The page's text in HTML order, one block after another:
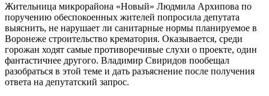
Жительница микрорайона «Новый» Людмила Архипова по
поручению обеспокоенных жителей попросила депутата
выяснить, не нарушает ли санитарные нормы планируемое в
Воронеже строительство крематория. Оказывается, среди
горожан ходят самые противоречивые слухи о проекте, один
фантастичнее другого. Владимир Свиридов пообещал
разобраться в этой теме и дать разъяснение после получения
ответа на депутатский запрос.